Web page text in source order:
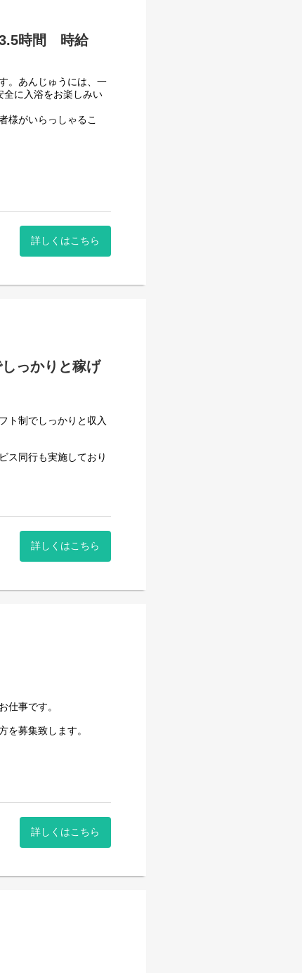
3.5時間 時給
。あんじゅうには、一
全に入浴をお楽しみい
様がいらっしゃるこ
詳しくはこちら
っかりと稼げ
ト制でしっかりと収入
ス同行も実施しており
よう多くのサポートを
トイレ誘導・起床・就
いただきます。
詳しくはこちら
仕事です。
を募集致します。
詳しくはこちら